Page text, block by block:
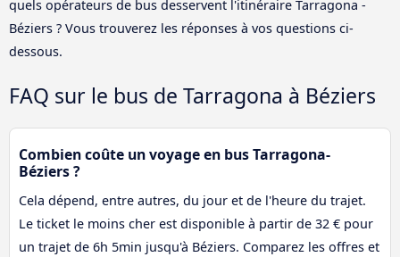
quels opérateurs de bus desservent l'itinéraire Tarragona -
Béziers ? Vous trouverez les réponses à vos questions ci-
dessous.
FAQ sur le bus de Tarragona à Béziers
Combien coûte un voyage en bus Tarragona-
Béziers ?
Cela dépend, entre autres, du jour et de l'heure du trajet.
Le ticket le moins cher est disponible à partir de 32 € pour
un trajet de 6h 5min jusqu'à Béziers. Comparez les offres et